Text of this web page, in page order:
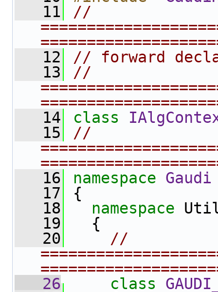
   11
//
   12
// forward
   13
//
   14
class
   15
//
   16
namespace Gaudi
   17
{
   18
namespace
   19
{
   20
//
   26
class